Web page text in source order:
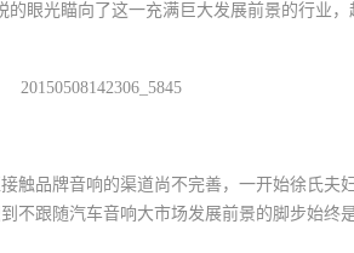
眼光瞄向了这一充满巨大发展前景的行业
触品牌音响的渠道尚不完善，一开始徐氏夫
不跟随汽车音响大市场发展前景的脚步始终